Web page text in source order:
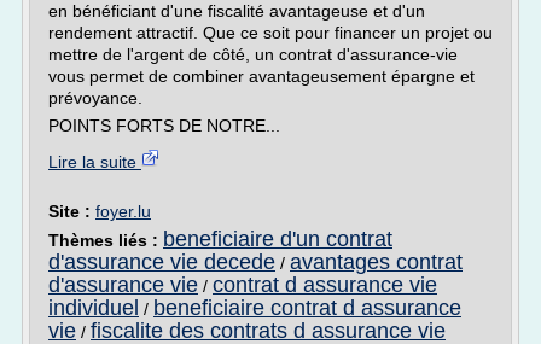
en bénéficiant d'une fiscalité avantageuse et d'un
rendement attractif. Que ce soit pour financer un projet ou
mettre de l'argent de côté, un contrat d'assurance-vie
vous permet de combiner avantageusement épargne et
prévoyance.
POINTS FORTS DE NOTRE...
Lire la suite
Site : foyer.lu
Thèmes liés : beneficiaire d'un contrat
d'assurance vie decede / avantages contrat
d'assurance vie / contrat d assurance vie
individuel / beneficiaire contrat d assurance
vie / fiscalite des contrats d assurance vie